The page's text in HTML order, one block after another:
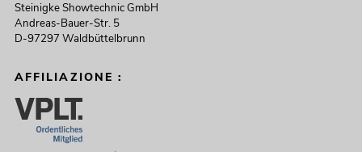
Steinigke Showtechnic GmbH
Andreas-Bauer-Str. 5
D-97297 Waldbüttelbrunn
AFFILIAZIONE :